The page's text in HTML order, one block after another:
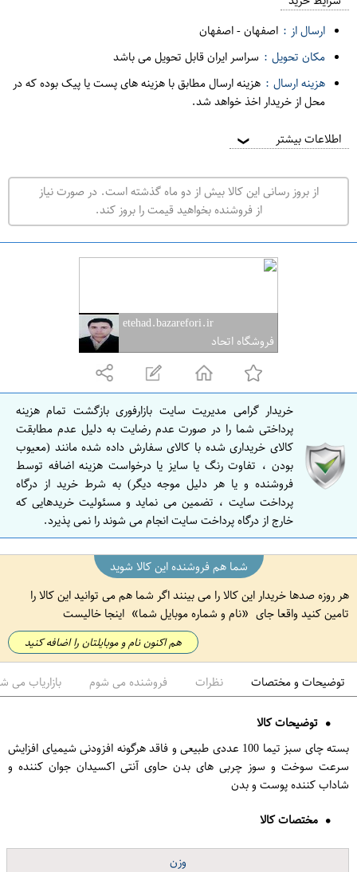
ف
ر
ت
ه
ر
ا
ص
ه
ن
ا
ص
ف
ه
ا
ن
ارسال از : اصفهان-اصفهان
مکان تحویل : سراسر ایران قابل تحویل می باشد
هزینه ارسال : هزینه ارسال مطابق با هزینه های پست یا پیک بوده که در
محل از خریدار اخذ خواهد شد.
اطلاعات بیشتر ❯
از بروز رسانی این کالا بیش از دو ماه گذشته است. در صورت نیاز
از فروشنده بخواهید قیمت را بروز کند.
etehad.bazarefori.ir
فروشگاه اتحاد
خریدار گرامی مدیریت سایت بازارفوری بازگشت تمام هزینه
پرداختی شما را در صورت عدم رضایت به دلیل عدم مطابقت
کالای خریداری شده با کالای سفارش داده شده مانند (معیوب
بودن ، تفاوت رنگ یا سایز یا درخواست هزینه اضافه توسط
فروشنده و یا هر دلیل موجه دیگر) به شرط خرید از درگاه
پرداخت سایت ، تضمین می نماید و مسئولیت خریدهایی که
خارج از درگاه پرداخت سایت انجام می شوند را نمی پذیرد.
شما هم فروشنده این کالا شوید
هر روزه صدها خریدار این کالا را می بینند اگر شما هم می توانید این کالا را
تامین کنید واقعا جای
نام و شماره موبایل شما اینجا خالیست
هم اکنون نام و موبایلتان را اضافه کنید
توضیحات و مختصات نظرات فروشنده می شوم بازاریاب می
توضیحات کالا
بسته چای سبز تیما 100 عددی طبیعی و فاقد هرگونه افزودنی شیمیای افزایش
سرعت سوخت و سوز چربی های بدن حاوی آنتی اکسیدان جوان کننده و
شاداب کننده پوست و بدن
مختصات کالا
وزن